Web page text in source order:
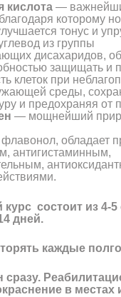
кислота —
которому
тонус и
из группы
дисахаридов,
защищать и
клеток при
среды,
и предохраняя от
— мощнейший
обладает
антигистаминным,
состоит из 4-5
дней.
каждые
сразу.
в местах